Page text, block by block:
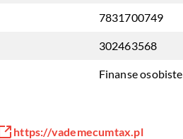
7831700749
302463568
Finanse osobiste
https://vademecumtax.pl